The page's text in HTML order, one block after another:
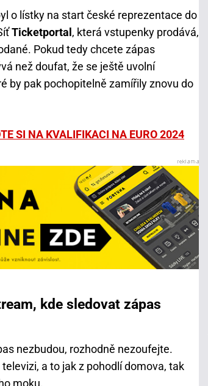
o lístky na start české reprezentace do
Ticketportal, která vstupenky prodává,
Pokud tedy chcete zápas
než doufat, že se ještě uvolní
by pak pochopitelně zamířily znovu do
SI NA KVALIFIKACI NA EURO 2024
kde sledovat zápas
nezbudou, rozhodně nezoufejte.
a to jak z pohodlí domova, tak
moku.